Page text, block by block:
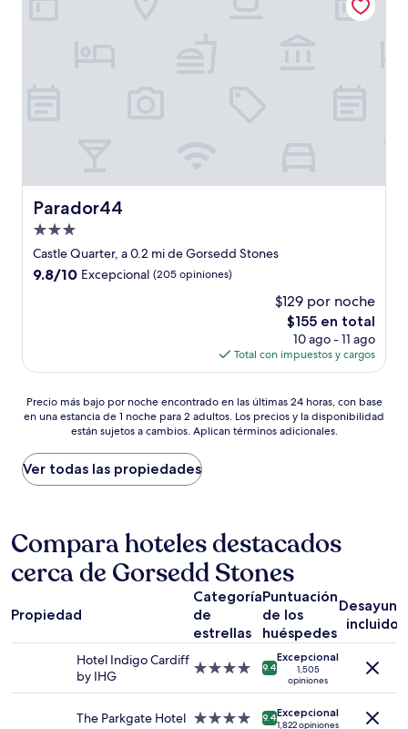
Parador44
Parador44
Propiedad
de
3.0
Castle Quarter, a 0.2 mi de Gorsedd Stones
9.8
9.8/10 Excepcional (205 opiniones)
$129 por noche
El
precio
actual
es
$155
$155 en total
10 ago - 11 ago
Total con impuestos y cargos
Precio
más
por
noche
encontrado
últimas
24
horas,
con
en
estancia
noche
Precio más bajo por noche encontrado en las últimas 24 horas, con base
en una estancia de 1 noche para 2 adultos. Los precios y la disponibilidad
están sujetos a cambios. Aplican términos adicionales.
Ver todas las propiedades
Compara hoteles destacados
cerca de Gorsedd Stones
Propiedad
Categoría
de
estrellas
Puntuación
de los
huéspedes
Desayuno
incluido
Hotel Indigo Cardiff
by IHG
Propiedad
estrellas
9.4
Excepcional
1,505
opiniones
The Parkgate Hotel Propiedad
9.4Excepcional
1,822 opiniones